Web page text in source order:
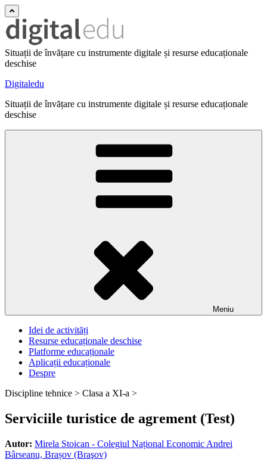
Situații de învățare cu instrumente digitale și resurse educaționale
deschise
Digitaledu
Situații de învățare cu instrumente digitale și resurse educaționale
deschise
Meniu
Idei de activități
Resurse educaționale deschise
Platforme educaționale
Aplicații educaționale
Despre
Discipline tehnice > Clasa a XI-a >
Serviciile turistice de agrement (Test)
Autor: Mirela Stoican - Colegiul Național Economic Andrei
Bârseanu, Brașov (Braşov)